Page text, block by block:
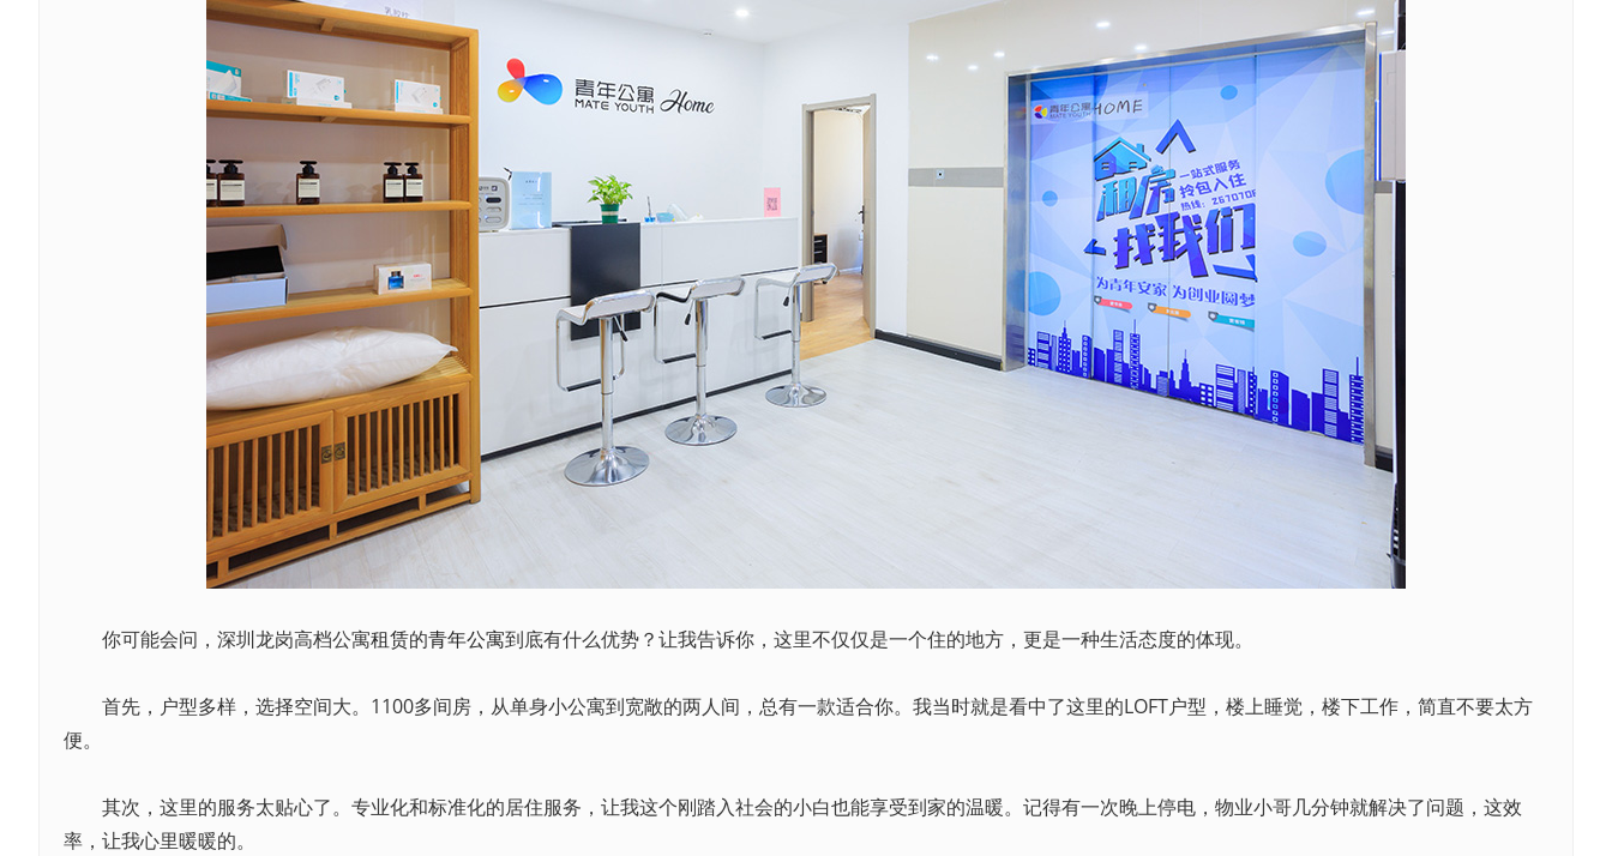
你可能会问，深圳龙岗高档公寓租赁的青年公寓到底有什么优势？让我告诉你，这里不仅仅是一个住的地方，更是一种生活态度的体现。
首先，户型多样，选择空间大。1100多间房，从单身小公寓到宽敞的两人间，总有一款适合你。我当时就是看中了这里的LOFT户型，楼上睡觉，楼下工作，简直不要太方
便。
其次，这里的服务太贴心了。专业化和标准化的居住服务，让我这个刚踏入社会的小白也能享受到家的温暖。记得有一次晚上停电，物业小哥几分钟就解决了问题，这效
率，让我心里暖暖的。